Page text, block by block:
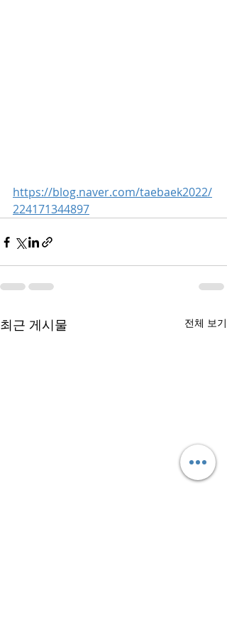
https://blog.naver.com/taebaek2022/
224171344897
최근 게시물 전체 보기